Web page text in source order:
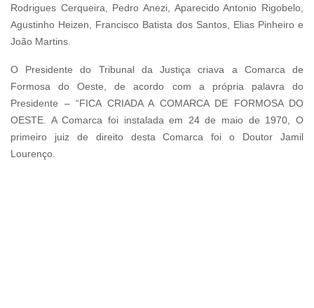
Rodrigues Cerqueira, Pedro Anezi, Aparecido Antonio Rigobelo,
Agustinho Heizen, Francisco Batista dos Santos, Elias Pinheiro e
João Martins.
O Presidente do Tribunal da Justiça criava a Comarca de
Formosa do Oeste, de acordo com a própria palavra do
Presidente – “FICA CRIADA A COMARCA DE FORMOSA DO
OESTE. A Comarca foi instalada em 24 de maio de 1970, O
primeiro juiz de direito desta Comarca foi o Doutor Jamil
Lourenço.